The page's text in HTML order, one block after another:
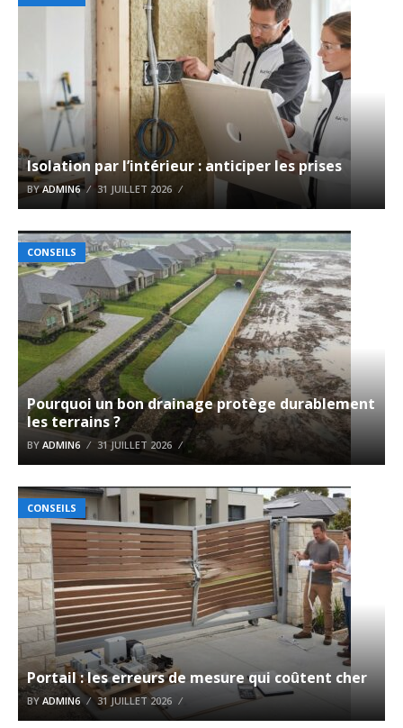
Isolation par l’intérieur : anticiper les prises
BYADMIN6 31 JUILLET 2026
CONSEILS
Pourquoi un bon drainage protège durablement
les terrains ?
BY ADMIN6 31 JUILLET 2026
CONSEILS
Portail : les erreurs de mesure qui coûtent cher
BY ADMIN6 31 JUILLET 2026